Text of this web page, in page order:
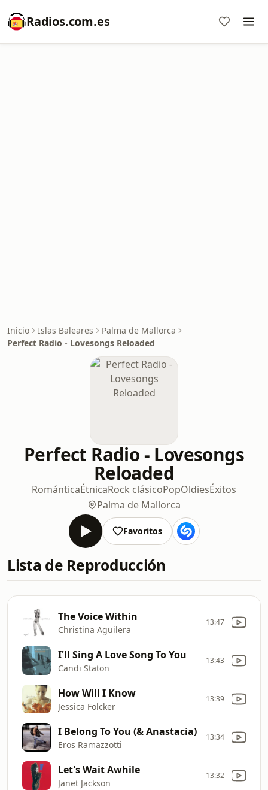
Radios.com.es
Inicio Islas Baleares
Palma de Mallorca
Perfect Radio - Lovesongs Reloaded
Perfect Radio - Lovesongs
Reloaded
RománticaÉtnicaRock clásicoPopOldiesÉxitos
Palma de Mallorca
Favoritos
Lista de Reproducción
The Voice Within
Christina Aguilera
13:47
I'll Sing A Love Song To You
Candi Staton
13:43
How Will I Know
Jessica Folcker
13:39
I Belong To You (& Anastacia)
Eros Ramazzotti
13:34
Let's Wait Awhile
Janet Jackson
13:32